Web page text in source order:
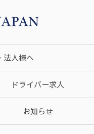
法人様へ
ドライバー求人
お知らせ